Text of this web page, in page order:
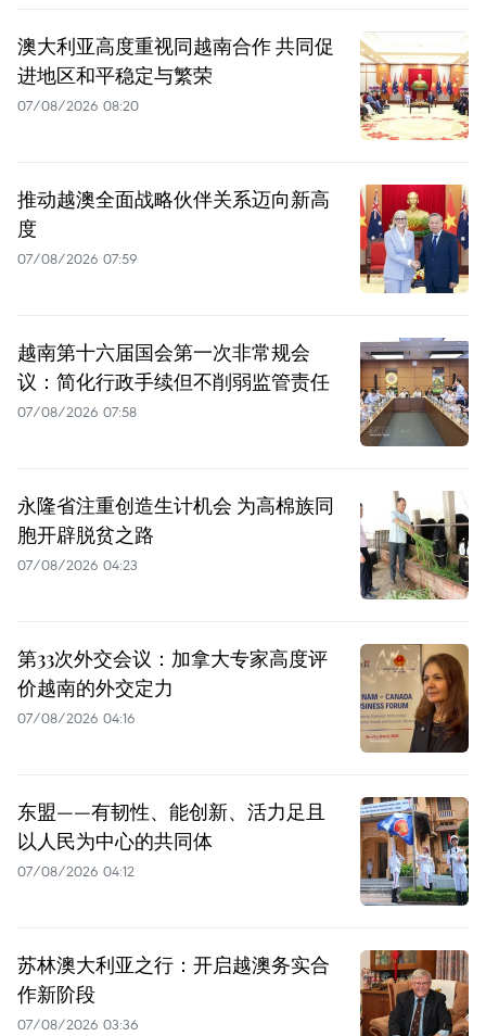
澳大利亚高度重视同越南合作 共同促
进地区和平稳定与繁荣
07/08/2026 08:20
推动越澳全面战略伙伴关系迈向新高
度
07/08/2026 07:59
越南第十六届国会第一次非常规会
议：简化行政手续但不削弱监管责任
07/08/2026 07:58
永隆省注重创造生计机会 为高棉族同
胞开辟脱贫之路
07/08/2026 04:23
第33次外交会议：加拿大专家高度评
价越南的外交定力
07/08/2026 04:16
东盟——有韧性、能创新、活力足且
以人民为中心的共同体
07/08/2026 04:12
苏林澳大利亚之行：开启越澳务实合
作新阶段
07/08/2026 03:36